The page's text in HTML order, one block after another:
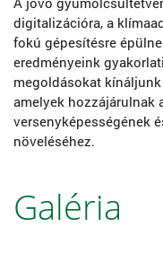
digitalizációra, a
fokú gépesítésre
eredményeink
megoldásokat
amelyek hozzájárulnak
versenyképességének
növeléséhez.
Galéria